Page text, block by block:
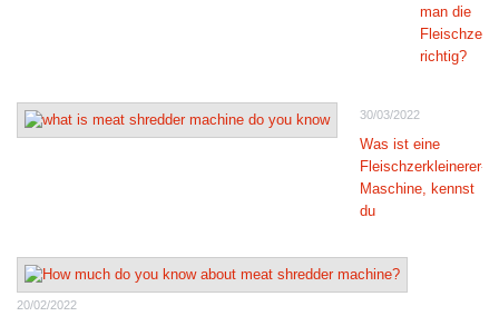
man die
richtig?
30/03/2022
Was ist eine
Fleischzerkleinerer-
Maschine, kennst
du
20/02/2022